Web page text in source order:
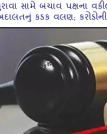
સામે બચાવ પક્ષના
કડક વલણ; કરોડોની